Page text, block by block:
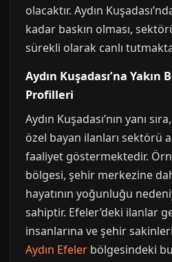
olacaktır. Aydın
kadar baskın olması,
sürekli olarak canlı
Aydın Kuşadası’na
Profilleri
Aydın Kuşadası’nın yanı
özel bayan ilanları sektörü
faaliyet göstermektedir.
bölgesi, şehir merkezine
hayatının yoğunluğu
sahiptir. Efeler’deki ilanlar
insanlarına ve şehir
Aydın Efeler bölgesindeki